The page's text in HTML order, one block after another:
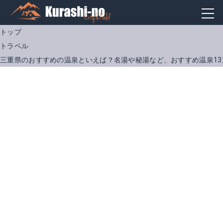
トップ
トラベル
三重県のおすすめの温泉といえば？名湯や秘湯など、おすすめ温泉